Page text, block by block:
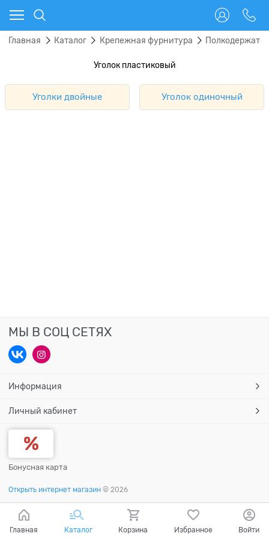
Главная Каталог Крепежная фурнитура
Уголок пластиковый
Уголки двойные Уголок одиночный
МЫ В СОЦ СЕТЯХ
Информация
Личный кабинет
Бонусная карта
Открыть интернет магазин © 2026
Главная Каталог Корзина Избранное Войти